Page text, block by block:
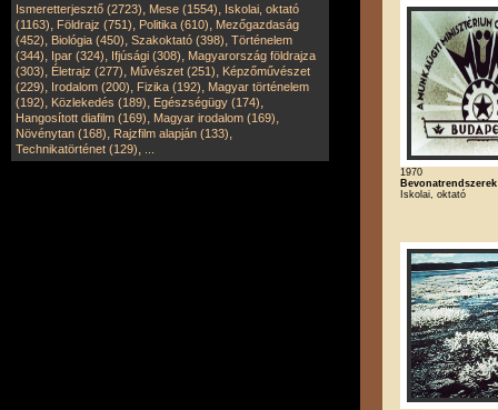
Ismeretterjesztő (2723), Mese (1554), Iskolai, oktató
(1163), Földrajz (751), Politika (610), Mezőgazdaság
(452), Biológia (450), Szakoktató (398), Történelem
(344), Ipar (324), Ifjúsági (308), Magyarország földrajza
(303), Életrajz (277), Művészet (251), Képzőművészet
(229), Irodalom (200), Fizika (192), Magyar történelem
(192), Közlekedés (189), Egészségügy (174),
Hangosított diafilm (169), Magyar irodalom (169),
Növénytan (168), Rajzfilm alapján (133),
Technikatörténet (129),
1970
Bevonatrendszerek
Iskolai, oktató